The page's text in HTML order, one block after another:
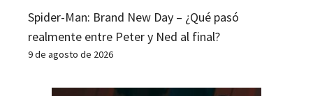
Spider-Man: Brand New Day – ¿Qué pasó
realmente entre Peter y Ned al final?
9 de agosto de 2026